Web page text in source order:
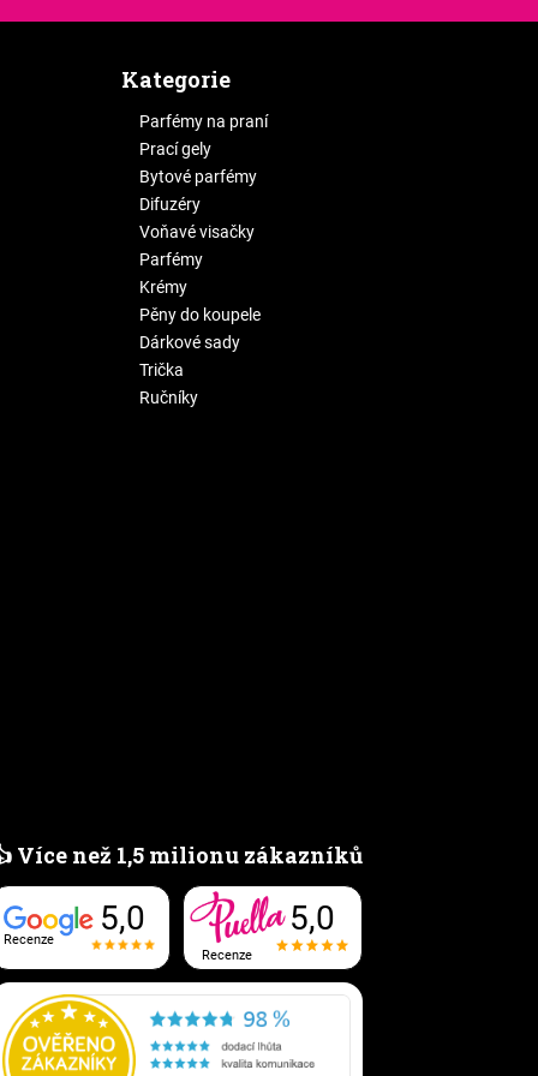
Kategorie
Parfémy na praní
Prací gely
Bytové parfémy
Difuzéry
Voňavé visačky
Parfémy
Krémy
Pěny do koupele
Dárkové sady
Trička
Ručníky
Více než 1,5 milionu zákazníků
Recenze
5,0
Recenze
5,0